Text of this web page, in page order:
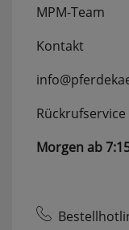
erneutem
MPM-Team
Kontakt
Rückrufservice
Morgen ab